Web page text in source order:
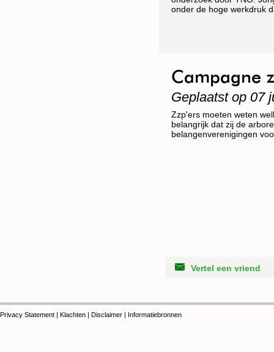
onder de hoge werkdruk
Campagne
Geplaatst op 07
Zzp'ers moeten weten
belangrijk dat zij de
belangenverenigingen
Vertel een vriend
Privacy Statement | Klachten | Disclaimer | Informatiebronnen